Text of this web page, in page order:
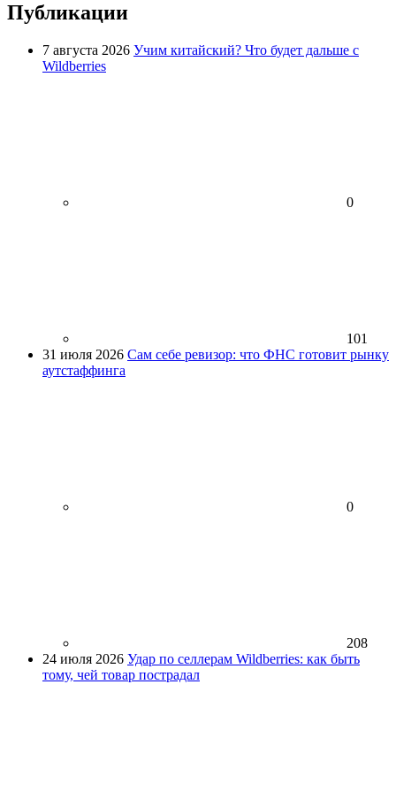
Публикации
7 августа 2026 Учим китайский? Что будет дальше с
Wildberries
0
101
31 июля 2026 Сам себе ревизор: что ФНС готовит рынку
аутстаффинга
0
208
24 июля 2026 Удар по селлерам Wildberries: как быть
тому, чей товар пострадал